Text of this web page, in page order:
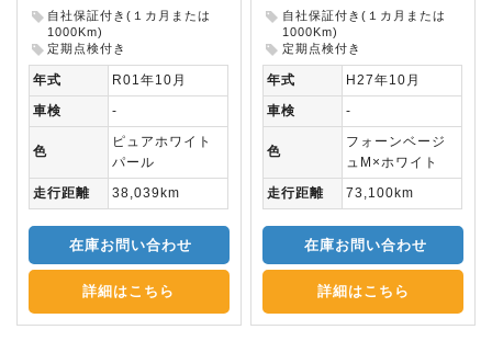
自社保証付き(１カ月または
1000Km)
定期点検付き
年式
R01年10月
車検
-
色
ピュアホワイト
パール
走行距離
38,039km
在庫お問い合わせ
詳細はこちら
自社保証付き(１カ月または
1000Km)
定期点検付き
年式
H27年10月
車検
-
色
フォーンベージ
ュM×ホワイト
走行距離
73,100km
在庫お問い合わせ
詳細はこちら